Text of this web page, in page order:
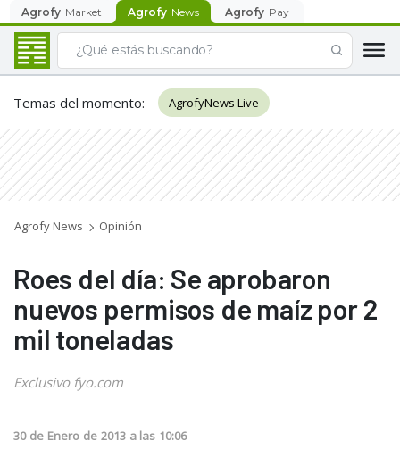
Agrofy Market Agrofy News Agrofy Pay
Temas del momento: AgrofyNews Live
Agrofy News Opinión
Roes del día: Se aprobaron
nuevos permisos de maíz por 2
mil toneladas
Exclusivo fyo.com
30 de Enero de 2013 a las 10:06